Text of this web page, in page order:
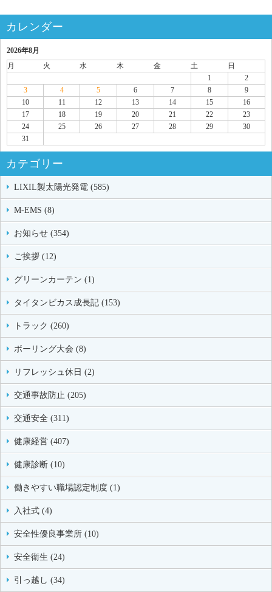
カレンダー
2026年8月
月
火 水 木 金 土
日
1
2
3
4 5 6 7 8
9
10
11 12 13 14 15
16
17
18 19 20 21 22
23
24
25 26 27 28 29
30
31
カテゴリー
LIXIL製太陽光発電 (585)
M-EMS (8)
お知らせ (354)
ご挨拶 (12)
グリーンカーテン (1)
タイタンビカス成長記 (153)
トラック (260)
ボーリング大会 (8)
リフレッシュ休日 (2)
交通事故防止 (205)
交通安全 (311)
健康経営 (407)
健康診断 (10)
働きやすい職場認定制度 (1)
入社式 (4)
安全性優良事業所 (10)
安全衛生 (24)
引っ越し (34)